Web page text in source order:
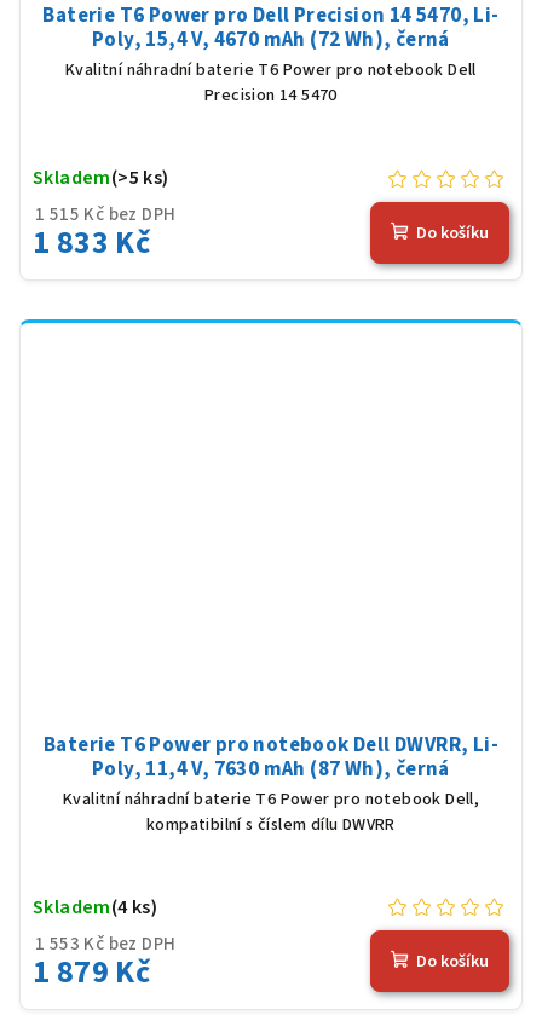
Baterie T6 Power pro Dell Precision 14 5470, Li-
Poly, 15,4 V, 4670 mAh (72 Wh), černá
Kvalitní náhradní baterie T6 Power pro notebook Dell
Precision 14 5470
1 515 Kč bez DPH
1 833 Kč
Skladem(>5 ks)
Do košíku
Baterie T6 Power pro notebook Dell DWVRR, Li-
Poly, 11,4 V, 7630 mAh (87 Wh), černá
Kvalitní náhradní baterie T6 Power pro notebook Dell,
kompatibilní s číslem dílu DWVRR
1 553 Kč bez DPH
1 879 Kč
Skladem(4 ks)
Do košíku